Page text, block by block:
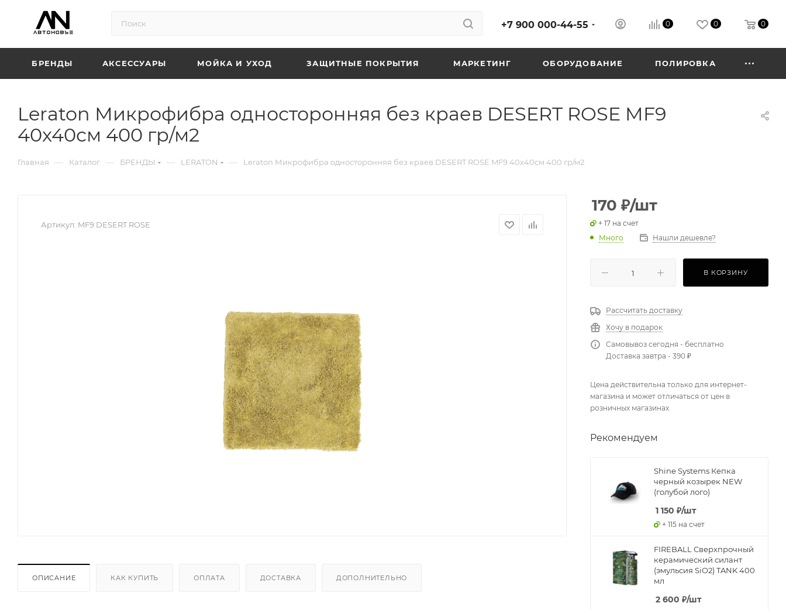
+7 900 000-44-55 0 0 0
БРЕНДЫ АКСЕССУАРЫ МОЙКА И УХОД ЗАЩИТНЫЕ ПОКРЫТИЯ МАРКЕТИНГ ОБОРУДОВАНИЕ ПОЛИРОВКА
Leraton Микрофибра односторонняя без краев DESERT ROSE MF9
40x40см 400 гр/м2
Главная — Каталог — БРЕНДЫ — LERATON — Leraton Микрофибра односторонняя без краев DESERT ROSE MF9 40x40см 400 гр/м2
Артикул: MF9 DESERT ROSE
ОПИСАНИЕ КАК КУПИТЬ ОПЛАТА ДОСТАВКА ДОПОЛНИТЕЛЬНО
170 ₽/шт
+ 17 на счет
Много
Нашли дешевле?
В КОРЗИНУ
Рассчитать доставку
Хочу в подарок
Самовывоз сегодня - бесплатно
Доставка завтра - 390 ₽
Цена действительна только для интернет-
магазина и может отличаться от цен в
розничных магазинах
Рекомендуем
Shine Systems Кепка
черный козырек NEW
(голубой лого)
1 150 ₽/шт
+ 115 на счет
FIREBALL Сверхпрочный
керамический силант
(эмульсия SiO2) TANK 400
мл
2 600 ₽/шт